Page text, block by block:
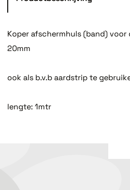
Koper afschermhuls (band) voor
20mm
ook als b.v.b aardstrip te
lengte: 1mtr